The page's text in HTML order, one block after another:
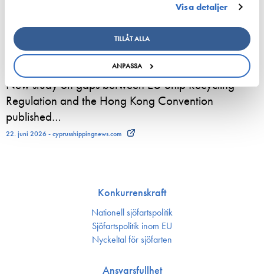
Visa detaljer
TILLÅT ALLA
ANPASSA
channel ETS revenues into clean fuels
22. juni 2026 - safety4sea.com
New study on gaps between EU Ship Recycling
Regulation and the Hong Kong Convention
published…
22. juni 2026 - cyprusshippingnews.com
Konkurrenskraft
Nationell sjöfartspolitik
Sjöfarts­politik inom EU
Nyckeltal för sjöfarten
Ansvarsfullhet